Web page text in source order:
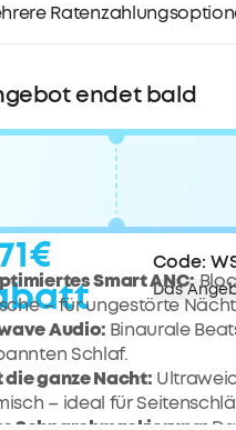
endet bald
Code:
Das
Smart ANC:
– für ungestörte
Audio: Binaurale
Schlaf.
ganze Nacht:
– ideal für